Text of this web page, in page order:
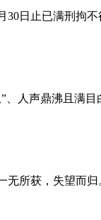
日止已满刑拘
人声鼎沸且满
所获，失望而归